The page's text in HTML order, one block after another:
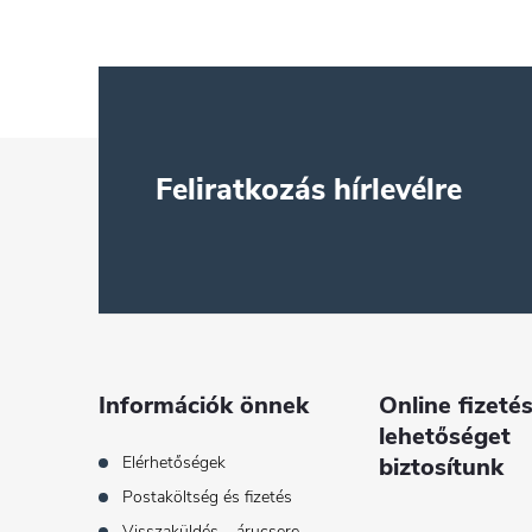
Feliratkozás hírlevélre
Információk önnek
Elérhetőségek
Postaköltség és fizetés
Online
lehetőséget
biztosítunk